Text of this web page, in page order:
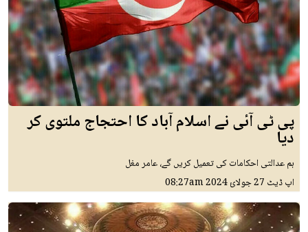
پی ٹی آئی نے اسلام آباد کا احتجاج ملتوی کر
دیا
ہم عدالتی احکامات کی تعمیل کریں گے، عامر مغل
اپ ڈیٹ 27 جولائ 2024 08:27am